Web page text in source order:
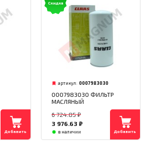
Добавить
Скидка
артикул: 0007983030
0007983030 ФИЛЬТР
МАСЛЯНЫЙ
6 724.85 ₽
3 976.63 ₽
в наличии Добавить